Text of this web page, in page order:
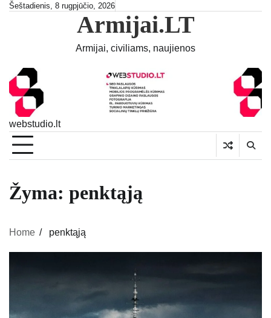
SkipŠeštadienis, 8 rugpjūčio, 2026
Armijai.LT
Armijai, civiliams, naujienos
webstudio.lt
Žyma: penktąją
Home penktąją